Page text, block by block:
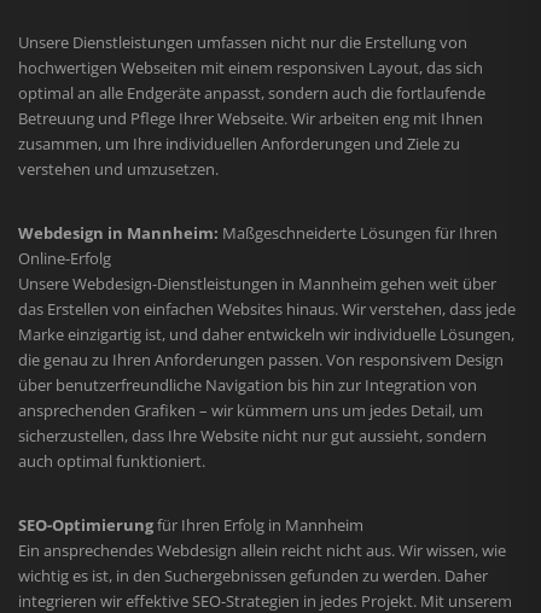
Unsere Dienstleistungen umfassen nicht nur die Erstellung von
hochwertigen Webseiten mit einem responsiven Layout, das sich
optimal an alle Endgeräte anpasst, sondern auch die fortlaufende
Betreuung und Pflege Ihrer Webseite. Wir arbeiten eng mit Ihnen
zusammen, um Ihre individuellen Anforderungen und Ziele zu
verstehen und umzusetzen.
Webdesign in Mannheim: Maßgeschneiderte Lösungen für Ihren
Online-Erfolg
Unsere Webdesign-Dienstleistungen in Mannheim gehen weit über
das Erstellen von einfachen Websites hinaus. Wir verstehen, dass jede
Marke einzigartig ist, und daher entwickeln wir individuelle Lösungen,
die genau zu Ihren Anforderungen passen. Von responsivem Design
über benutzerfreundliche Navigation bis hin zur Integration von
ansprechenden Grafiken – wir kümmern uns um jedes Detail, um
sicherzustellen, dass Ihre Website nicht nur gut aussieht, sondern
auch optimal funktioniert.
SEO-Optimierungfür Ihren Erfolg in Mannheim
Ein ansprechendes Webdesign allein reicht nicht aus. Wir wissen, wie
wichtig es ist, in den Suchergebnissen gefunden zu werden. Daher
integrieren wir effektive SEO-Strategien in jedes Projekt. Mit unserem